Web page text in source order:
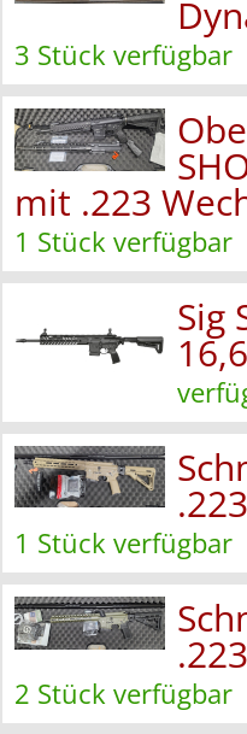
3 Stück verfügbar
mit .223
1 Stück verfügbar
Sig
1 Stück verfügbar
2 Stück verfügbar